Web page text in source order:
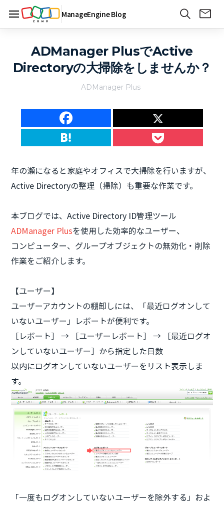
ManageEngine Blog
ADManager PlusでActive
Directoryの大掃除をしませんか？
ADManager Plus
年の瀬になると家庭やオフィスで大掃除を行いますが、
Active Directoryの整理（掃除）も重要な作業です。
本ブログでは、Active Directory ID管理ツール
ADManager Plusを使用した効率的なユーザー、
コンピューター、グループオブジェクトの無効化・削除
作業をご紹介します。
【ユーザー】
ユーザーアカウントの棚卸しには、「最近ログオンして
いないユーザー」レポートが便利です。
［レポート］ → ［ユーザーレポート］ → ［最近ログオ
ンしていないユーザー］から指定した日数
以内にログオンしていないユーザーをリスト表示しま
す。
「一度もログオンしていないユーザーを除外する」およ